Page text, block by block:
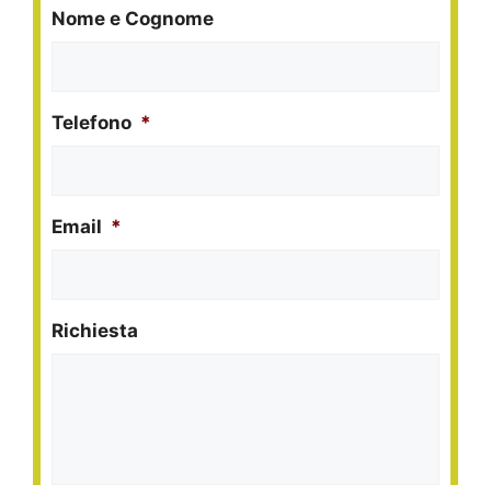
Nome e Cognome
Telefono *
Email *
Richiesta